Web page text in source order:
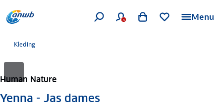
Menu
Kleding
Human Nature
Yenna - Jas dames